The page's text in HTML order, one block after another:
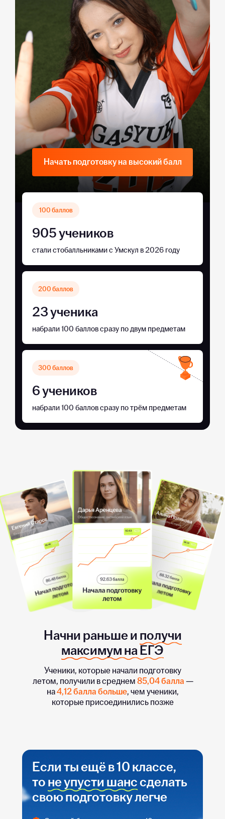
100 баллов
200 баллов
300 баллов
905 учеников
23 ученика
6 учеников
стали стобалльниками с Умскул в 2026 году
набрали 100 баллов сразу по двум предметам
набрали 100 баллов сразу по трём предметам
Начать подготовку на высокий балл
Ученики, которые начали подготовку
летом, получили в среднем85,04 балла—
на4,12 балла больше, чем ученики,
которые присоединились позже
Начни раньше иполучи
максимум на ЕГЭ
Если ты ещё в 10 классе,
тоне упусти шанссделать
свою подготовку легче